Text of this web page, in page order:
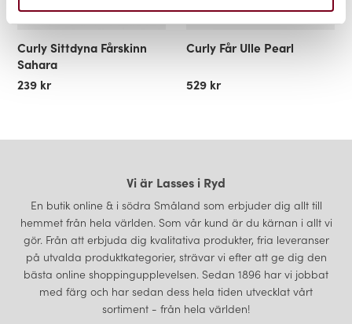
Curly Sittdyna Fårskinn
Sahara
239 kr
Curly Får Ulle Pearl
529 kr
Vi är Lasses i Ryd
En butik online & i södra Småland som erbjuder dig allt till
hemmet från hela världen. Som vår kund är du kärnan i allt vi
gör. Från att erbjuda dig kvalitativa produkter, fria leveranser
på utvalda produktkategorier, strävar vi efter att ge dig den
bästa online shoppingupplevelsen. Sedan 1896 har vi jobbat
med färg och har sedan dess hela tiden utvecklat vårt
sortiment - från hela världen!